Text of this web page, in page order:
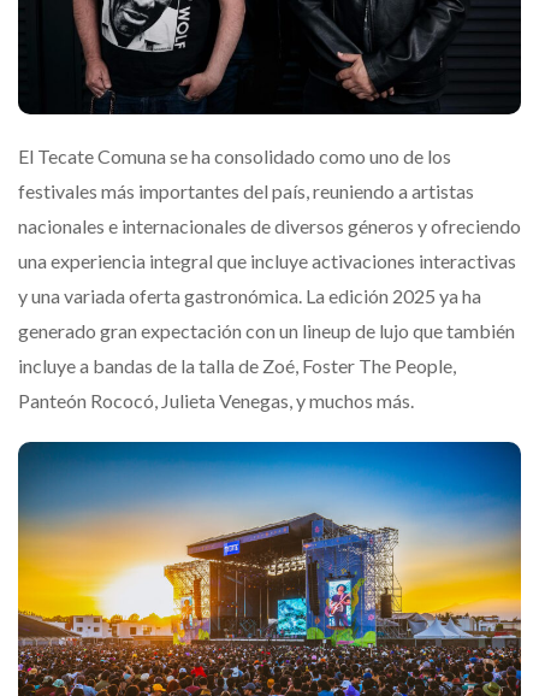
El Tecate Comuna se ha consolidado como uno de los
festivales más importantes del país, reuniendo a artistas
nacionales e internacionales de diversos géneros y ofreciendo
una experiencia integral que incluye activaciones interactivas
y una variada oferta gastronómica. La edición 2025 ya ha
generado gran expectación con un lineup de lujo que también
incluye a bandas de la talla de Zoé, Foster The People,
Panteón Rococó, Julieta Venegas, y muchos más.